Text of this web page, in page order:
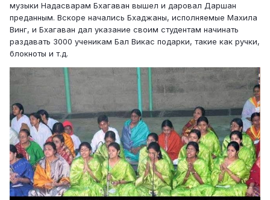
музыки Надасварам Бхагаван вышел и даровал Даршан
преданным. Вскоре начались Бхаджаны, исполняемые Махила
Винг, и Бхагаван дал указание своим студентам начинать
раздавать 3000 ученикам Бал Викас подарки, такие как ручки,
блокноты и т.д.